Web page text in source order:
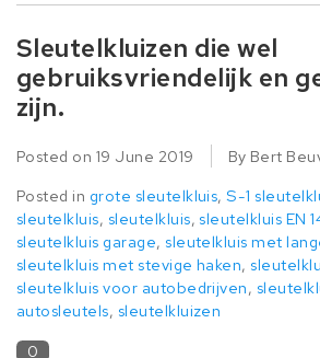
Sleutelkluizen die wel
gebruiksvriendelijk en
zijn.
Posted on 19 June 2019
By Bert
Posted in grote sleutelkluis S-1
sleutelkluis sleutelkluis sleutelkluis EN
sleutelkluis garage sleutelkluis met
sleutelkluis met stevige haken
sleutelkluis voor autobedrijven
autosleutels sleutelkluizen
0